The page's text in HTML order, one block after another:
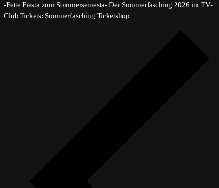
-Fette Fiesta zum Sommersemesta- Der Sommerfasching 2026 im TV-
Club Tickets: Sommerfasching Ticketshop